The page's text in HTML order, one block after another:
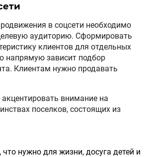
в соцсети необходимо
аудиторию. Сформировать
клиентов для отдельных
напрямую зависит подбор
Клиентам нужно продавать
внимание на
поселков, состоящих из
что нужно для жизни, досуга детей и